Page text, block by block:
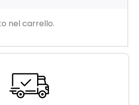
nel carrello.